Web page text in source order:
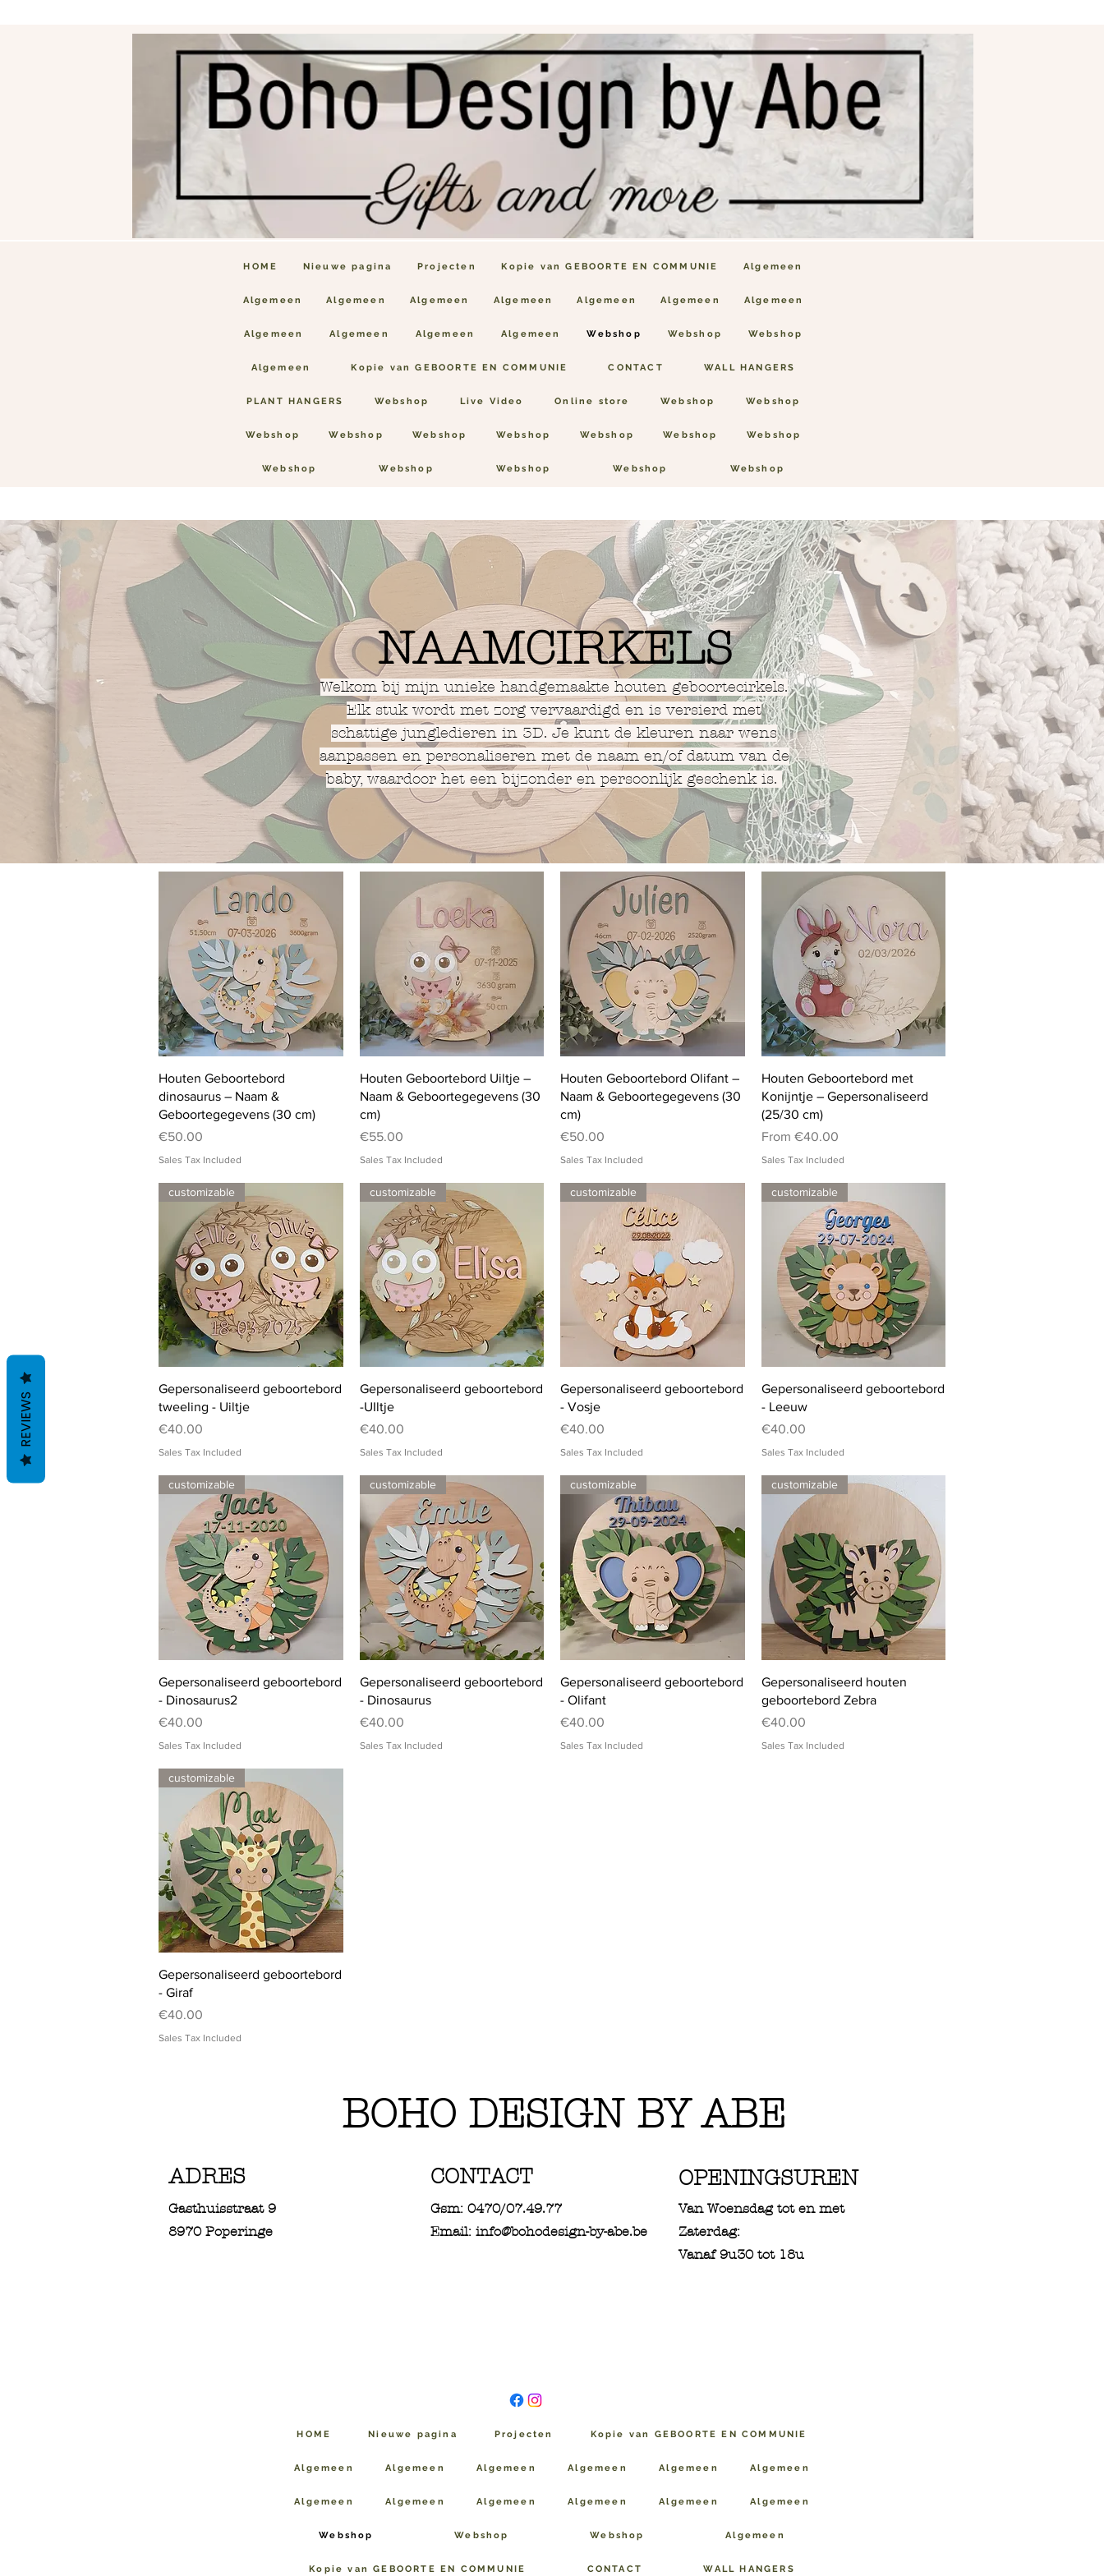
HOME Nieuwe pagina Projecten Kopie van GEBOORTE EN COMMUNIE Algemeen
Algemeen Algemeen Algemeen Algemeen Algemeen Algemeen Algemeen
Algemeen Algemeen Algemeen Algemeen Webshop Webshop Webshop
Algemeen Kopie van GEBOORTE EN COMMUNIE CONTACT WALL HANGERS
PLANT HANGERS Webshop Live Video Online store Webshop Webshop
Webshop Webshop Webshop Webshop Webshop Webshop Webshop
Webshop Webshop Webshop Webshop Webshop
NAAMCIRKELS
Welkom bij mijn unieke handgemaakte houten geboortecirkels.
Elk stuk wordt met zorg vervaardigd en is versierd met
schattige jungledieren in 3D. Je kunt de kleuren naar wens
aanpassen en personaliseren met de naam en/of datum van de
baby, waardoor het een bijzonder en persoonlijk geschenk is.
Quick View
Houten Geboortebord
dinosaurus – Naam &
Geboortegegevens (30 cm)
Price
€50.00
Sales Tax Included
Quick View
Houten Geboortebord Uiltje –
Naam & Geboortegegevens (30
cm)
Price
€55.00
Sales Tax Included
Quick View
Houten Geboortebord Olifant –
Naam & Geboortegegevens (30
cm)
Price
€50.00
Sales Tax Included
Quick View
Houten Geboortebord met
Konijntje – Gepersonaliseerd
(25/30 cm)
From €40.00
Sale Price
Sales Tax Included
Quick View
customizable
Gepersonaliseerd geboortebord
tweeling - Uiltje
Price
€40.00
Sales Tax Included
Quick View
customizable
Gepersonaliseerd geboortebord
-UIltje
Price
€40.00
Sales Tax Included
Quick View
customizable
Gepersonaliseerd geboortebord
- Vosje
Price
€40.00
Sales Tax Included
Quick View
customizable
Gepersonaliseerd geboortebord
- Leeuw
Price
€40.00
Sales Tax Included
Quick View
customizable
Gepersonaliseerd geboortebord
- Dinosaurus2
Price
€40.00
Sales Tax Included
Quick View
customizable
Gepersonaliseerd geboortebord
- Dinosaurus
Price
€40.00
Sales Tax Included
Quick View
customizable
Gepersonaliseerd geboortebord
- Olifant
Price
€40.00
Sales Tax Included
Quick View
customizable
Gepersonaliseerd houten
geboortebord Zebra
Price
€40.00
Sales Tax Included
Quick View
customizable
Gepersonaliseerd geboortebord
- Giraf
Price
€40.00
Sales Tax Included
BOHO DESIGN BY ABE
ADRES
Gasthuisstraat 9
8970 Poperinge
CONTACT
Gsm: 0470/07.49.77
Email: info@bohodesign-by-abe.be
OPENINGSUREN
Van Woensdag tot en met
Zaterdag:
Vanaf 9u30 tot 18u
HOME Nieuwe pagina Projecten Kopie van GEBOORTE EN COMMUNIE
Algemeen Algemeen Algemeen Algemeen Algemeen Algemeen
Algemeen Algemeen Algemeen Algemeen Algemeen Algemeen
Webshop Webshop Webshop Algemeen
Kopie van GEBOORTE EN COMMUNIE CONTACT WALL HANGERS
REVIEWS